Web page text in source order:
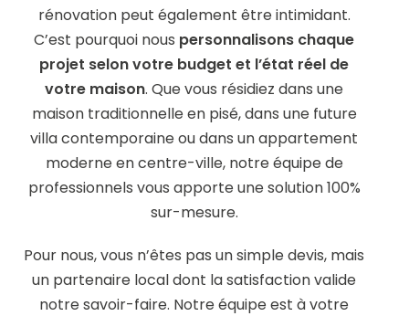
rénovation peut également être intimidant.
C’est pourquoi nous personnalisons chaque
projet selon votre budget et l’état réel de
votre maison. Que vous résidiez dans une
maison traditionnelle en pisé, dans une future
villa contemporaine ou dans un appartement
moderne en centre-ville, notre équipe de
professionnels vous apporte une solution 100%
sur-mesure.
Pour nous, vous n’êtes pas un simple devis, mais
un partenaire local dont la satisfaction valide
notre savoir-faire. Notre équipe est à votre